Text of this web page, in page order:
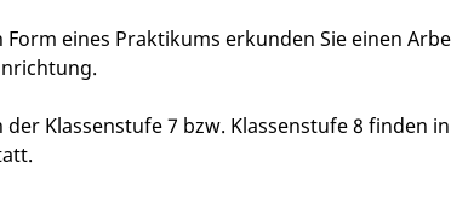
Form eines Praktikums erkunden Sie einen
der Klassenstufe 7 bzw. Klassenstufe 8 finden